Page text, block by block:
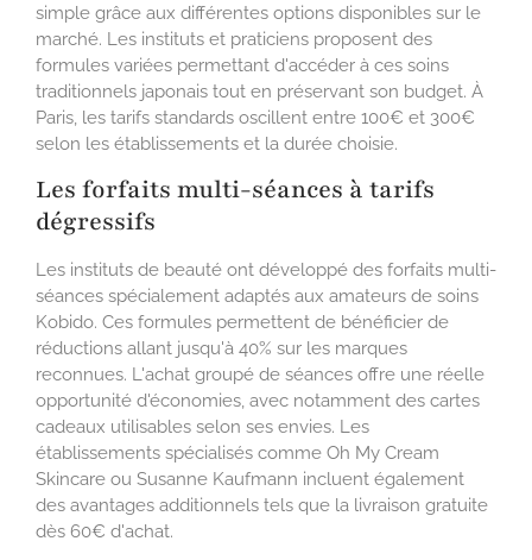
simple grâce aux différentes options disponibles sur le
marché. Les instituts et praticiens proposent des
formules variées permettant d'accéder à ces soins
traditionnels japonais tout en préservant son budget. À
Paris, les tarifs standards oscillent entre 100€ et 300€
selon les établissements et la durée choisie.
Les forfaits multi-séances à tarifs
dégressifs
Les instituts de beauté ont développé des forfaits multi-
séances spécialement adaptés aux amateurs de soins
Kobido. Ces formules permettent de bénéficier de
réductions allant jusqu'à 40% sur les marques
reconnues. L'achat groupé de séances offre une réelle
opportunité d'économies, avec notamment des cartes
cadeaux utilisables selon ses envies. Les
établissements spécialisés comme Oh My Cream
Skincare ou Susanne Kaufmann incluent également
des avantages additionnels tels que la livraison gratuite
dès 60€ d'achat.